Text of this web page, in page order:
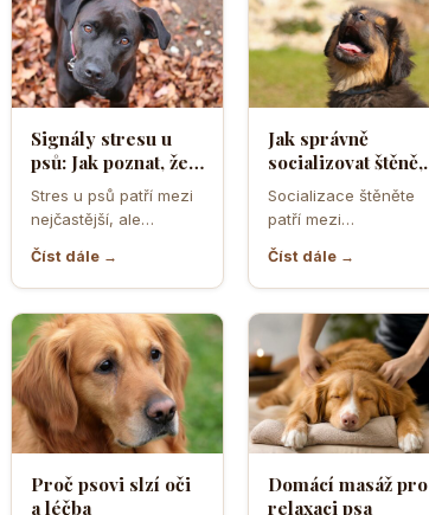
Signály stresu u
psů: Jak poznat, že
se váš čtyřnohý
přítel necítí
komfortně
Stres u psů patří mezi
nejčastější, ale
nejpodceňovanější
problémy každodenní
péče. Může se…
Číst dále →
Jak správně
socializovat štěně,
aby z něj vyrostl
sebevědomý a
klidný pes
Socializace štěněte
patří mezi
prvních měsíců života.
Právě v tomto období
se…
Číst dále →
Proč psovi slzí oči
a léčba
Domácí masáž pro
relaxaci psa